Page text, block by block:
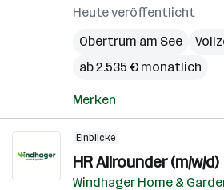
Heute veröffentlicht
Obertrum am See
ab 2.535 € monatlich
Merken
Einblicke
HR Allrounder (m/w/d)
Windhager Home &